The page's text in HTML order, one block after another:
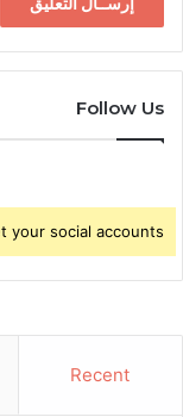
Follow Us
social accounts.
Recent